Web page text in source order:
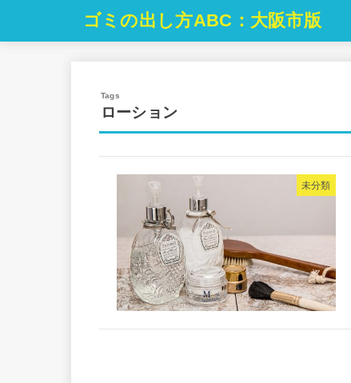
ゴミの出し方ABC：大阪市版
ローション
未分類